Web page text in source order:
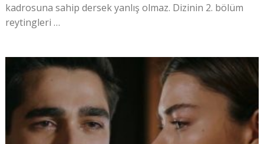
kadrosuna sahip dersek yanlış olmaz. Dizinin 2. bölüm
reytingleri …